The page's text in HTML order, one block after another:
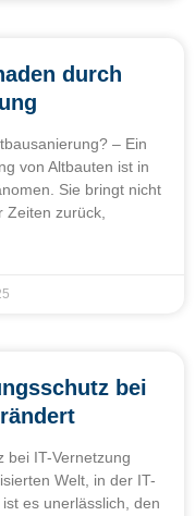
durch
– Ein
von Altbauten ist in
Sie bringt nicht
zurück,
bei
bei IT-Vernetzung
Welt, in der IT-
es unerlässlich, den